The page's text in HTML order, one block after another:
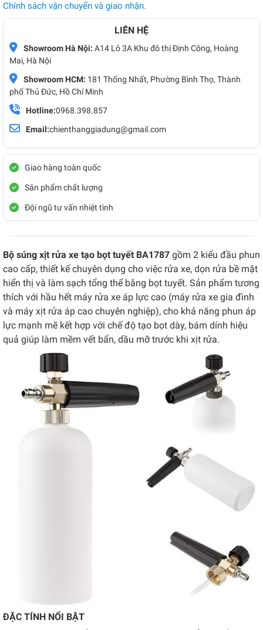
Chính sách vận chuyển và giao nhận.
LIÊN HỆ
Showroom Hà Nội: A14 Lô 3A Khu đô thị Định Công, Hoàng
Mai, Hà Nội
Showroom HCM: 181 Thống Nhất, Phường Bình Thọ, Thành
phố Thủ Đức, Hồ Chí Minh
Hotline:0968.398.857
Email:chienthanggiadung@gmail.com
Giao hàng toàn quốc
Sản phẩm chất lượng
Đội ngũ tư vấn nhiệt tình
Bộ súng xịt rửa xe tạo bọt tuyết BA1787 gồm 2 kiểu đầu phun
cao cấp, thiết kế chuyên dụng cho việc rửa xe, dọn rửa bề mặt
hiển thị và làm sạch tổng thể bằng bọt tuyết. Sản phẩm tương
thích với hầu hết máy rửa xe áp lực cao (máy rửa xe gia đình
và máy xịt rửa áp cao chuyên nghiệp), cho khả năng phun áp
lực mạnh mẽ kết hợp với chế độ tạo bọt dày, bám dính hiệu
quả giúp làm mềm vết bẩn, dầu mỡ trước khi xịt rửa.
ĐẶC TÍNH NỔI BẬT